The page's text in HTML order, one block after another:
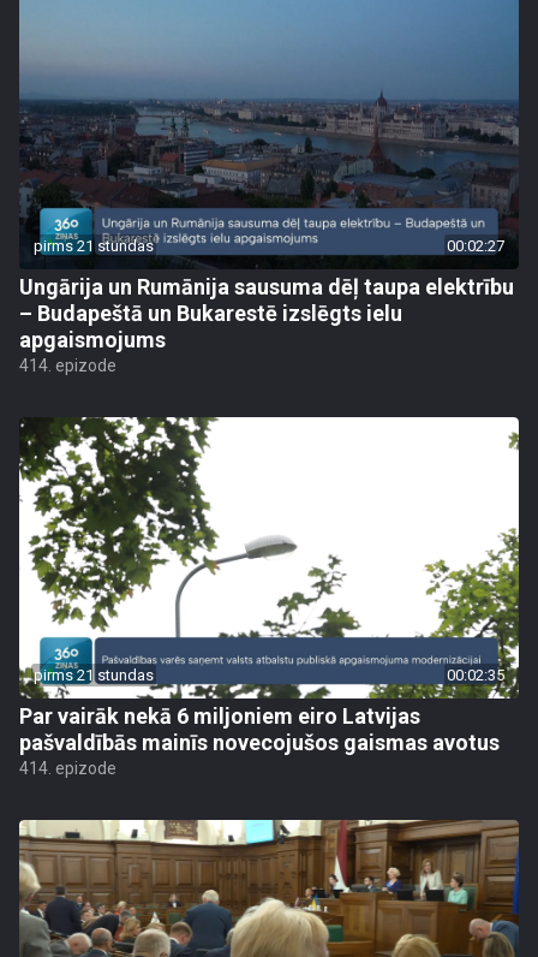
pirms 21 stundas 00:02:27
Ungārija un Rumānija sausuma dēļ taupa elektrību
– Budapeštā un Bukarestē izslēgts ielu
apgaismojums
414. epizode
pirms 21 stundas 00:02:35
Par vairāk nekā 6 miljoniem eiro Latvijas
pašvaldībās mainīs novecojušos gaismas avotus
414. epizode